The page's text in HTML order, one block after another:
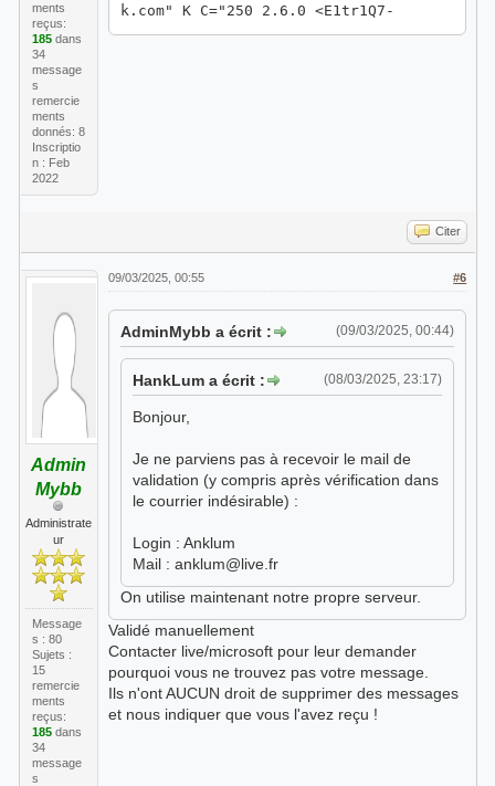
ments
reçus:
185dans
34
message
s
remercie
ments
donnés: 8
Inscriptio
n : Feb
2022
k.com" K C="250 2.6.0 <E1tr1Q7-
00EkEH-0z@ns395244.ip-176-31-121.eu>
X=TLS1.3:ECDHE_SECP256R1__RSA_PSS_RSA
E_SHA256__AES_256_GCM:256 CV=yes
DN="C=US,ST=Washington,L=Redmond,O=Mi
crosoft
Corporation,CN=mail.protection.outloo
k.com" K C="250 2.6.0 <E1tr1R6-
[InternalId=31366146166183,
Hostname=PA1PR02MB11103.eurprd02.prod
.outlook.com] 10826 bytes in 0.144,
delivery -> 250 2.1.5"
Citer
Admin
Mybb
Administrate
ur
Message
s : 80
Sujets :
15
remercie
ments
reçus:
185dans
34
message
s
#6
09/03/2025, 00:55
(09/03/2025, 00:44)
AdminMybb a écrit :
(08/03/2025, 23:17)
HankLum a écrit :
Bonjour,
Je ne parviens pas à recevoir le mail de
validation (y compris après vérification dans
le courrier indésirable) :
Login : Anklum
Mail : anklum@live.fr
On utilise maintenant notre propre serveur.
Validé manuellement
Contacter live/microsoft pour leur demander
pourquoi vous ne trouvez pas votre message.
Ils n'ont AUCUN droit de supprimer des messages
et nous indiquer que vous l'avez reçu !